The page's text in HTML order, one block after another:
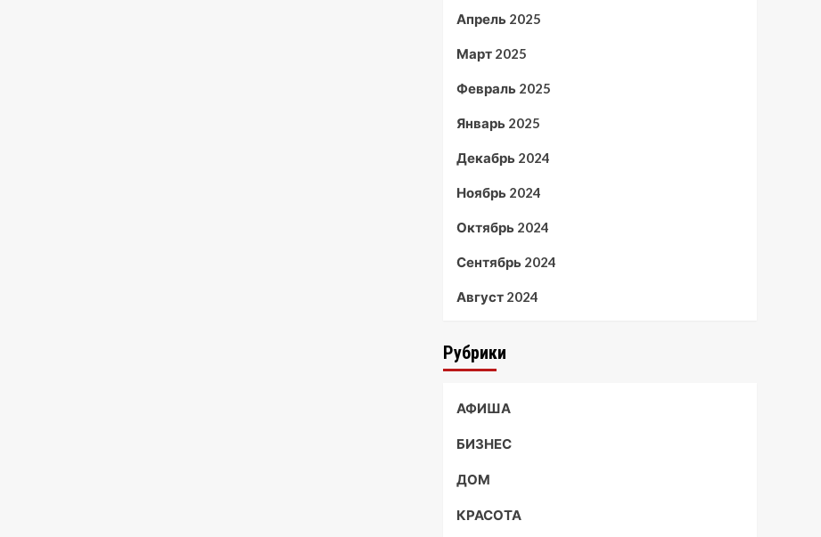
Апрель 2025
Март 2025
Февраль 2025
Январь 2025
Декабрь 2024
Ноябрь 2024
Октябрь 2024
Сентябрь 2024
Август 2024
Рубрики
АФИША
БИЗНЕС
ДОМ
КРАСОТА